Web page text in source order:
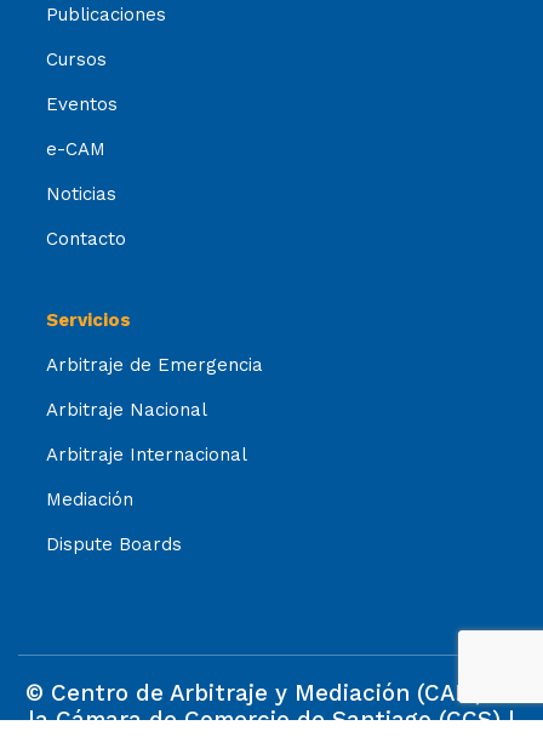
Publicaciones
Cursos
Eventos
e-CAM
Noticias
Contacto
Servicios
Arbitraje de Emergencia
Arbitraje Nacional
Arbitraje Internacional
Mediación
Dispute Boards
© Centro de Arbitraje y Mediación (CAM) de
la Cámara de Comercio de Santiago (CCS) |